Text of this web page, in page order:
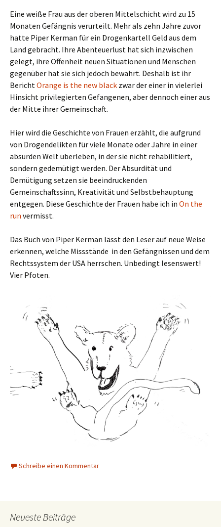
Eine weiße Frau aus der oberen Mittelschicht wird zu 15
Monaten Gefängnis verurteilt. Mehr als zehn Jahre zuvor
hatte Piper Kerman für ein Drogenkartell Geld aus dem
Land gebracht. Ihre Abenteuerlust hat sich inzwischen
gelegt, ihre Offenheit neuen Situationen und Menschen
gegenüber hat sie sich jedoch bewahrt. Deshalb ist ihr
BerichtOrange is the new black zwar der einer in vielerlei
Hinsicht privilegierten Gefangenen, aber dennoch einer aus
der Mitte ihrer Gemeinschaft.
Hier wird die Geschichte von Frauen erzählt, die aufgrund
von Drogendelikten für viele Monate oder Jahre in einer
absurden Welt überleben, in der sie nicht rehabilitiert,
sondern gedemütigt werden. Der Absurdität und
Demütigung setzen sie beeindruckenden
Gemeinschaftssinn, Kreativität und Selbstbehauptung
entgegen. Diese Geschichte der Frauen habe ich in On the
run vermisst.
Das Buch von Piper Kerman lässt den Leser auf neue Weise
erkennen, welche Missstände in den Gefängnissen und dem
Rechtssystem der USA herrschen. Unbedingt lesenswert!
Vier Pfoten.
Schreibe einen Kommentar
Neueste Beiträge